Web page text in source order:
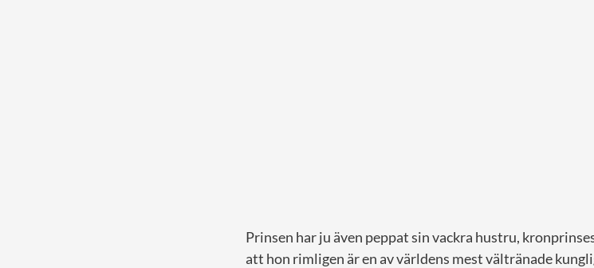
Prinsen har ju även peppat sin vackra hustru,
att hon rimligen är en av världens mest vältränade